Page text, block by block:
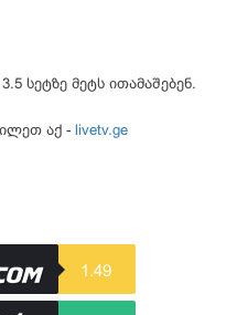
სეტზე მეტს ითამაშებენ.
აქ - livetv.ge
1.49